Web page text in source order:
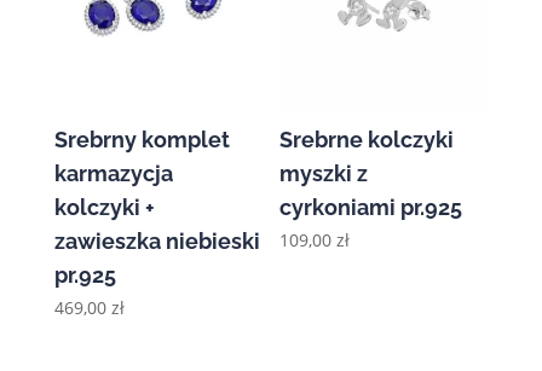
Srebrny komplet
karmazycja
kolczyki +
zawieszka niebieski
pr.925
469,00 zł
Srebrne kolczyki
myszki z
cyrkoniami pr.925
109,00zł